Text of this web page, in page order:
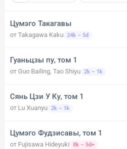
Цумэго Такагавы
от Takagawa Kaku 24k – 5d
Гуаньцзы пу, том 1
от Guo Bailing, Tao Shiyu 2k – 1k
Сянь Цзи У Ку, том 1
от Lu Xuanyu 2k – 1k
Цумэго Фудзисавы, том 1
от Fujisawa Hideyuki 8k – 5d+